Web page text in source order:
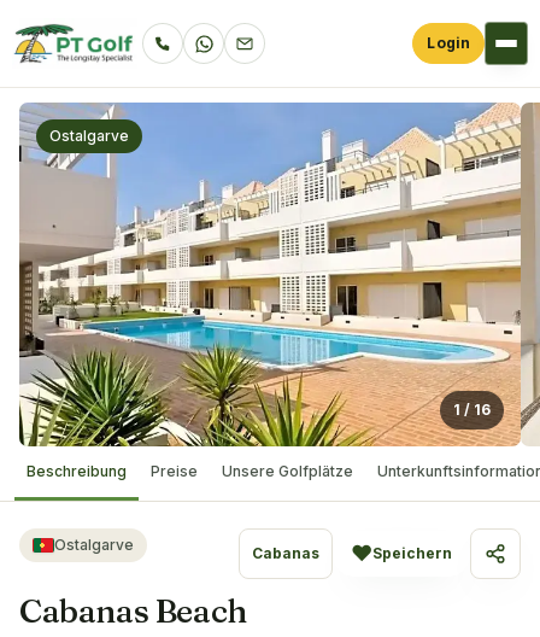
Login
Ostalgarve
1 / 16
Beschreibung Preise Unsere Golfplätze
Cabanas ♥Speichern
Ostalgarve
Cabanas Beach